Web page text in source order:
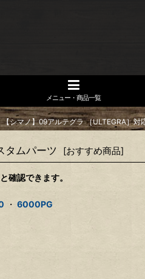
メニュー・商品一覧
【シマノ】09アルテグラ ［ULTEGRA］対
タムパーツ [おすすめ商品]
確認できます。
・ 6000PG